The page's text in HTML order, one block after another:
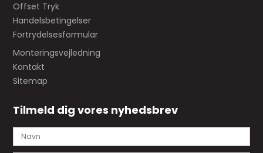
Offset Tryk
Handelsbetingelser
Fortrydelsesformular
Monteringsvejledning
Kontakt
Sitemap
Tilmeld dig vores nyhedsbrev